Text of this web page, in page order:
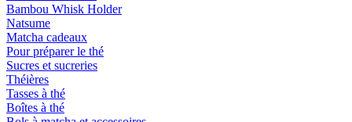
Bambou Whisk Holder
Natsume
Matcha cadeaux
Pour préparer le thé
Sucres et sucreries
Théières
Tasses à thé
Boîtes à thé